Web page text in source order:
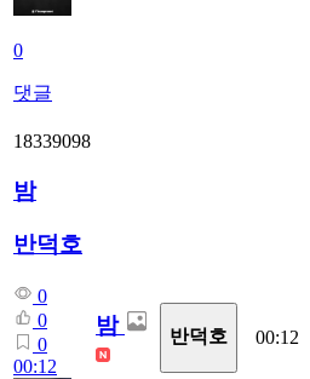
0
댓글
18339098
밤
반덕호
0
0
0
00:12
밤 반덕호 00:12